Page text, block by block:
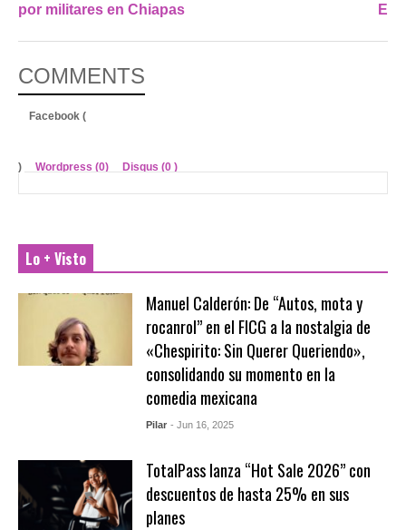
por militares en Chiapas
E
COMMENTS
Facebook (
) Wordpress (0) Disqus (0 )
Lo + Visto
Manuel Calderón: De “Autos, mota y
rocanrol” en el FICG a la nostalgia de
«Chespirito: Sin Querer Queriendo»,
consolidando su momento en la
comedia mexicana
Pilar - Jun 16, 2025
TotalPass lanza “Hot Sale 2026” con
descuentos de hasta 25% en sus
planes